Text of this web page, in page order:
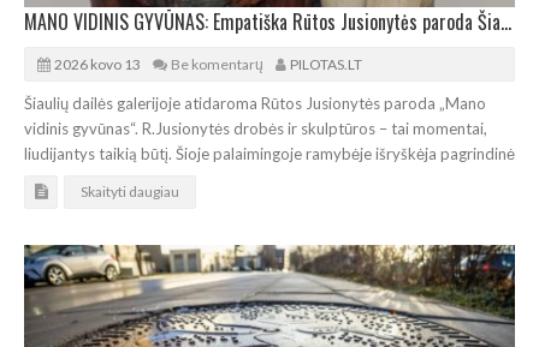
MANO VIDINIS GYVŪNAS: Empatiška Rūtos Jusionytės paroda Šiauliuose
2026 kovo 13 Be komentarų PILOTAS.LT
Šiaulių dailės galerijoje atidaroma Rūtos Jusionytės paroda „Mano
vidinis gyvūnas“. R.Jusionytės drobės ir skulptūros – tai momentai,
liudijantys taikią būtį. Šioje palaimingoje ramybėje išryškėja pagrindinė
Skaityti daugiau